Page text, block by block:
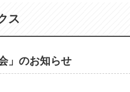
ス
」のお知らせ